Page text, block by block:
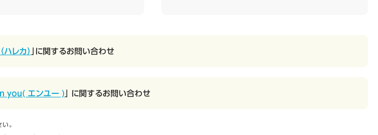
ハレカ） 」に関するお問い合わせ
you( エンユー ) 」 に関するお問い合わせ
。